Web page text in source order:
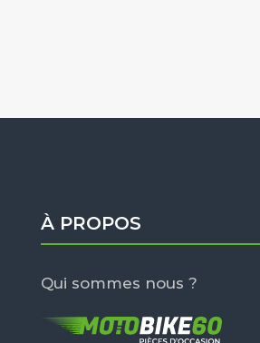
À PROPOS
Qui sommes nous ?